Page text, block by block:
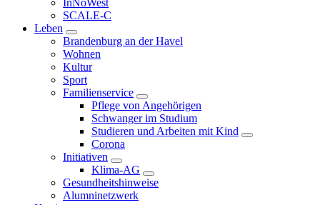
InNoWest
SCALE-C
Leben
Brandenburg an der Havel
Wohnen
Kultur
Sport
Familienservice
Pflege von Angehörigen
Schwanger im Studium
Studieren und Arbeiten mit Kind
Corona
Initiativen
Klima-AG
Gesundheitshinweise
Alumninetzwerk